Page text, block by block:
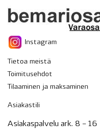
Instagram
Tietoa meistä
Toimitusehdot
Tilaaminen ja maksaminen
Asiakastili
Asiakaspalvelu ark. 8 – 16